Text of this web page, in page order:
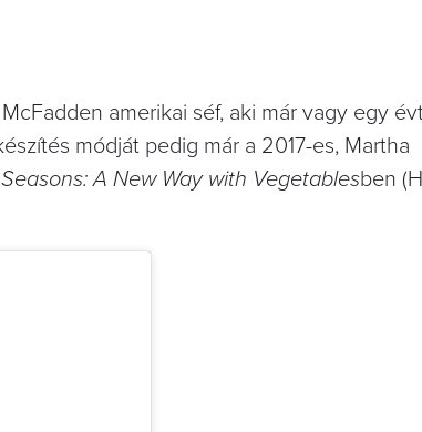
amerikai séf, aki már vagy egy
módját pedig már a 2017-es, Martha
A New Way with Vegetablesben